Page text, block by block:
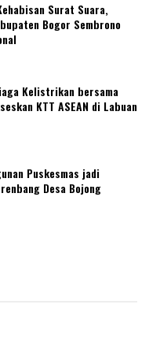
Surat Suara,
Bogor Sembrono
Kelistrikan bersama
KTT ASEAN di Labuan
Puskesmas jadi
Desa Bojong